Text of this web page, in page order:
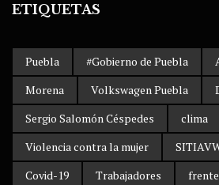
ETIQUETAS
Puebla #Gobierno de Puebla
Morena
Volkswagen Puebla
Sergio Salomón Céspedes
clima
Violencia contra la mujer
Covid-19
Trabajadores